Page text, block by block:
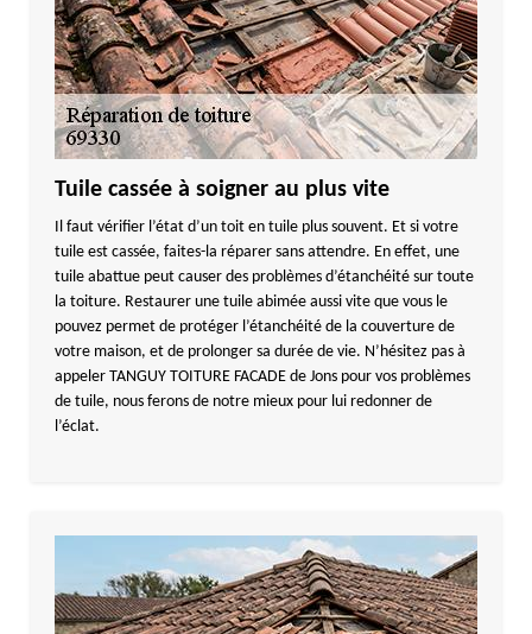
Tuile cassée à soigner au plus vite
Il faut vérifier l’état d’un toit en tuile plus souvent. Et si votre
tuile est cassée, faites-la réparer sans attendre. En effet, une
tuile abattue peut causer des problèmes d’étanchéité sur toute
la toiture. Restaurer une tuile abimée aussi vite que vous le
pouvez permet de protéger l’étanchéité de la couverture de
votre maison, et de prolonger sa durée de vie. N’hésitez pas à
appeler TANGUY TOITURE FACADE de Jons pour vos problèmes
de tuile, nous ferons de notre mieux pour lui redonner de
l’éclat.